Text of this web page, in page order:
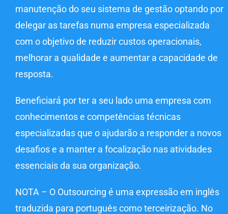
manutenção do seu sistema de gestão optando por
delegar as tarefas numa empresa especializada
com o objetivo de reduzir custos operacionais,
melhorar a qualidade e aumentar a capacidade de
resposta.
Beneficiará por ter a seu lado uma empresa com
conhecimentos e competências técnicas
especializadas que o ajudarão a responder a novos
desafios e a manter a focalização nas atividades
essenciais da sua organização.
NOTA – O Outsourcing é uma expressão em inglês
traduzida para português como terceirização. No